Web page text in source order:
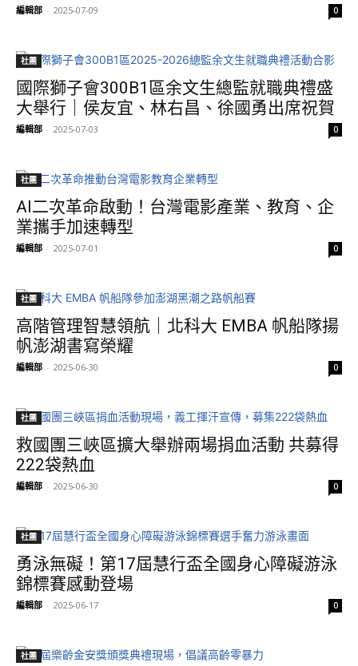
編輯部 - 2025-07-09 0
社團
國際獅子會300B1區余文生總監就職典禮盛
大舉行｜侯友宜、林右昌、徐國勇出席祝賀
編輯部 - 2025-07-03 0
社團
AI二次革命啟動！台灣電影產業、教育、企
業攜手加速轉型
編輯部 - 2025-07-01 0
社團
高階管理智慧領航｜北科大 EMBA 帆船隊揚
帆澎湖書寫榮耀
編輯部 - 2025-06-30 0
社團
救國團三峽區擴大舉辦兩場捐血活動 共募得
222袋熱血
編輯部 - 2025-06-30 0
社團
勇泳無礙！第17屆慧行盃全國身心障礙游泳
錦標賽感動登場
編輯部 - 2025-06-17 0
社團